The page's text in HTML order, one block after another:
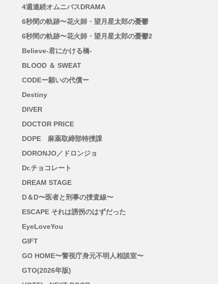
4週連続オムニバスDRAMA
6秒間の軌跡〜花火師・望月星太郎の憂鬱
6秒間の軌跡〜花火師・望月星太郎の憂鬱2
Believe-君にかける橋-
BLOOD ＆ SWEAT
CODEー願いの代償ー
Destiny
DIVER
DOCTOR PRICE
DOPE 麻薬取締部特捜課
DORONJO／ドロンジョ
Dr.チョコレート
DREAM STAGE
D＆D〜医者と刑事の捜査線〜
ESCAPE それは誘拐のはずだった
EyeLoveYou
GIFT
GO HOME〜警視庁身元不明人相談室〜
GTO(2026年版)